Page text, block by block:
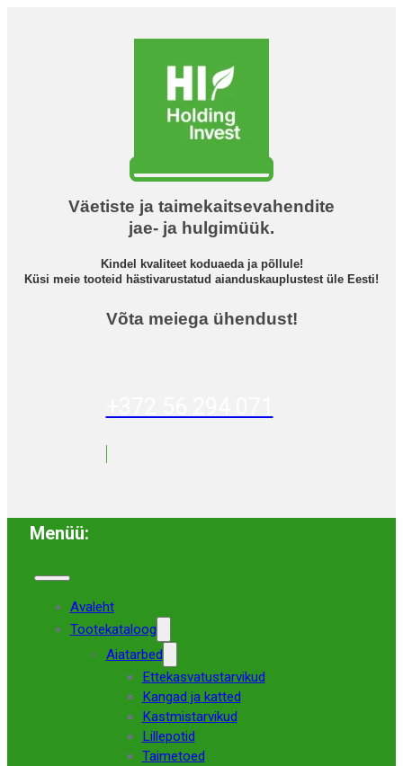
Väetiste ja taimekaitsevahendite
jae- ja hulgimüük.
Kindel kvaliteet koduaeda ja põllule!
Küsi meie tooteid hästivarustatud aianduskauplustest üle Eesti!
Võta meiega ühendust!
Menüü:
Avaleht
Tootekataloog
Aiatarbed
Ettekasvatustarvikud
Kangad ja katted
Kastmistarvikud
Lillepotid
Taimetoed